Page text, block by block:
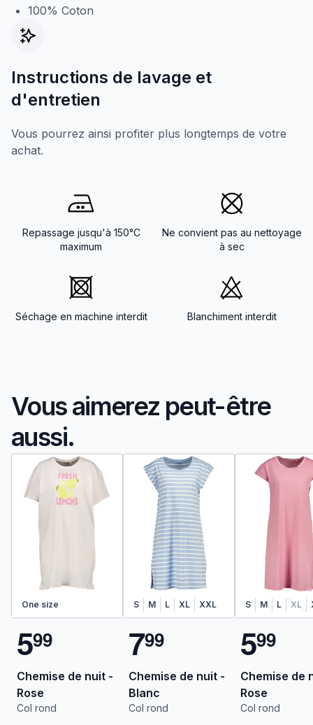
100% Coton
Instructions de lavage et
d'entretien
Vous pourrez ainsi profiter plus longtemps de votre
achat.
Repassage jusqu'à 150°C
maximum
Ne convient pas au nettoyage
à sec
Séchage en machine interdit Blanchiment interdit
Vous aimerez peut-être
aussi.
One size
599
Chemise de nuit -
Rose
Col rond
S M L XL XXL
799
Chemise de nuit -
Blanc
Col rond
S M L XL
599
Chemise de
Rose
Col rond